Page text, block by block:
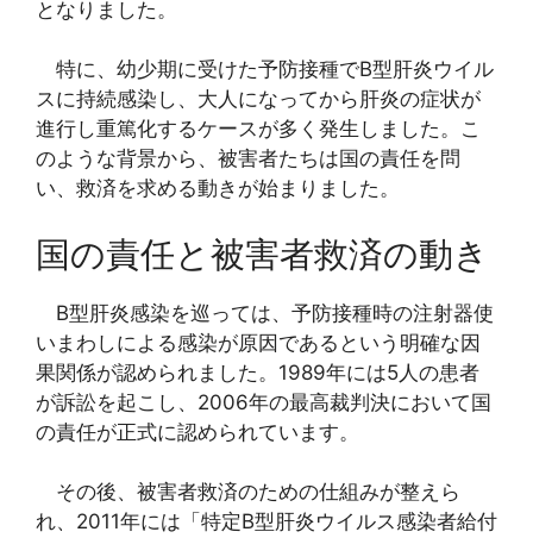
となりました。
特に、幼少期に受けた予防接種でB型肝炎ウイル
スに持続感染し、大人になってから肝炎の症状が
進行し重篤化するケースが多く発生しました。こ
のような背景から、被害者たちは国の責任を問
い、救済を求める動きが始まりました。
国の責任と被害者救済の動き
B型肝炎感染を巡っては、予防接種時の注射器使
いまわしによる感染が原因であるという明確な因
果関係が認められました。1989年には5人の患者
が訴訟を起こし、2006年の最高裁判決において国
の責任が正式に認められています。
その後、被害者救済のための仕組みが整えら
れ、2011年には「特定B型肝炎ウイルス感染者給付